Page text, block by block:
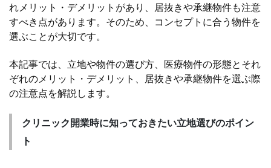
れメリット・デメリットがあり、居抜きや承継物件も注意
すべき点があります。そのため、コンセプトに合う物件を
選ぶことが大切です。
本記事では、立地や物件の選び方、医療物件の形態とそれ
ぞれのメリット・デメリット、居抜きや承継物件を選ぶ際
の注意点を解説します。
クリニック開業時に知っておきたい立地選びのポイン
ト